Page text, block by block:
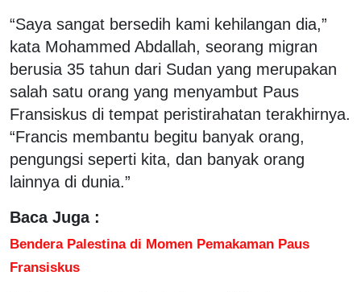
“Saya sangat bersedih kami kehilangan dia,”
kata Mohammed Abdallah, seorang migran
berusia 35 tahun dari Sudan yang merupakan
salah satu orang yang menyambut Paus
Fransiskus di tempat peristirahatan terakhirnya.
“Francis membantu begitu banyak orang,
pengungsi seperti kita, dan banyak orang
lainnya di dunia.”
Baca Juga :
Bendera Palestina di Momen Pemakaman Paus
Fransiskus